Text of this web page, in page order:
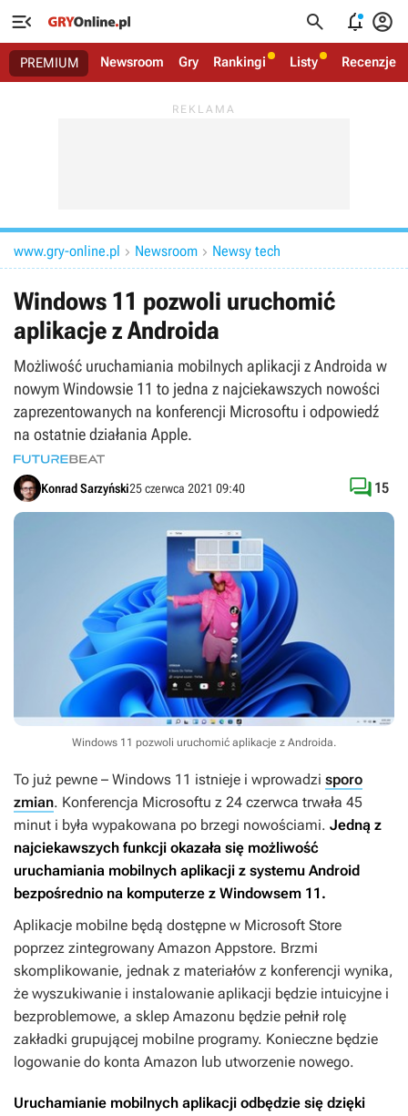
   
PREMIUM Newsroom Gry Rankingi Listy Recenzje
www.gry-online.pl  Newsroom  Newsy tech
Windows 11 pozwoli uruchomić
aplikacje z Androida
Możliwość uruchamiania mobilnych aplikacji z Androida w
nowym Windowsie 11 to jedna z najciekawszych nowości
zaprezentowanych na konferencji Microsoftu i odpowiedź
na ostatnie działania Apple.
Konrad Sarzyński25 czerwca 2021 09:40  15
Windows 11 pozwoli uruchomić aplikacje z Androida.
To już pewne – Windows 11 istnieje i wprowadzi sporo
zmian. Konferencja Microsoftu z 24 czerwca trwała 45
minut i była wypakowana po brzegi nowościami. Jedną z
najciekawszych funkcji okazała się możliwość
uruchamiania mobilnych aplikacji z systemu Android
bezpośrednio na komputerze z Windowsem 11.
Aplikacje mobilne będą dostępne w Microsoft Store
poprzez zintegrowany Amazon Appstore. Brzmi
skomplikowanie, jednak z materiałów z konferencji wynika,
że wyszukiwanie i instalowanie aplikacji będzie intuicyjne i
bezproblemowe, a sklep Amazonu będzie pełnił rolę
zakładki grupującej mobilne programy. Konieczne będzie
logowanie do konta Amazon lub utworzenie nowego.
Uruchamianie mobilnych aplikacji odbędzie się dzięki